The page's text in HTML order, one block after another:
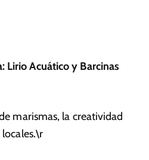
Lirio Acuático y Barcinas
marismas, la creatividad